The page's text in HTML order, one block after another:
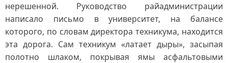
нерешенной. Руководство райадминистрации
написало письмо в университет, на балансе
которого, по словам директора техникума, находится
эта дорога. Сам техникум «латает дыры», засыпая
полотно шлаком, покрывая ямы асфальтовыми